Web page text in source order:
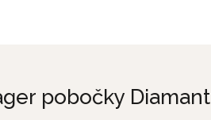
pobočky Diamant